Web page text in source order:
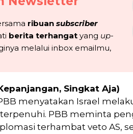
ribuan subscriber
berita terhangat yang up-
melalui inbox emailmu,
Singkat Aja)
menyatakan Israel
PBB meminta
terhambat veto AS,